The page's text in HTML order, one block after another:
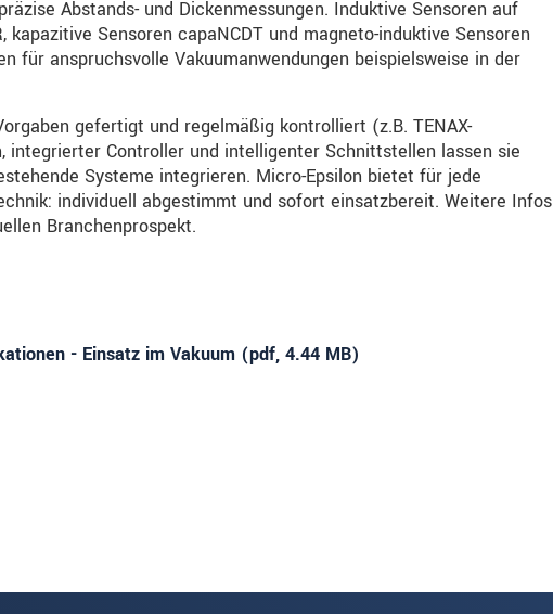
Abstands- und Dickenmessungen. Induktive Sensoren auf
kapazitive Sensoren capaNCDT und magneto-induktive Sensoren
für anspruchsvolle Vakuumanwendungen beispielsweise in der
gefertigt und regelmäßig kontrolliert (z.B. TENAX-
integrierter Controller und intelligenter Schnittstellen lassen sie
Systeme integrieren. Micro-Epsilon bietet für jede
individuell abgestimmt und sofort einsatzbereit. Weitere Infos
Branchenprospekt.
- Einsatz im Vakuum (pdf, 4.44 MB)